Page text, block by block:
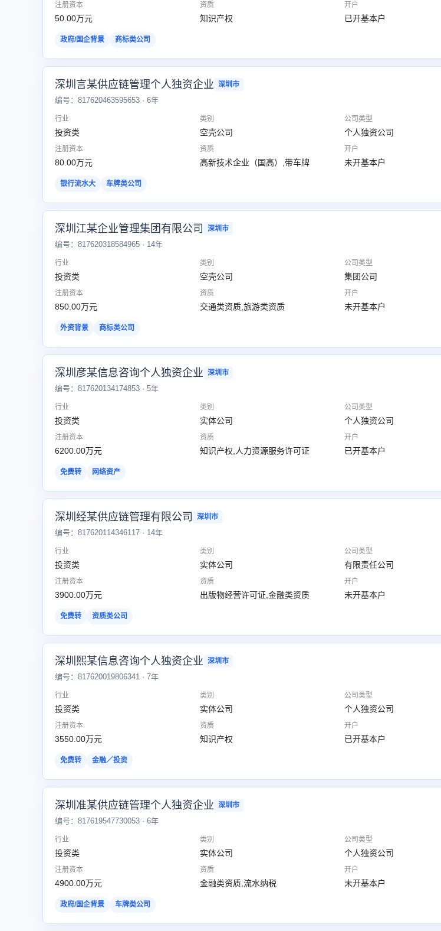
注册资本
50.00万元
资质
知识产权
开户
已开基本户
政府/国企背景 商标类公司
深圳言某供应链管理个人独资企业 深圳市
编号：817620463595653 · 6年
行业
投资类
类别
空壳公司
公司类型
个人独资公司
注册资本
80.00万元
资质
高新技术企业（国高）,带车牌
开户
未开基本户
银行流水大 车牌类公司
深圳江某企业管理集团有限公司 深圳市
编号：817620318584965 · 14年
行业
投资类
类别
空壳公司
公司类型
集团公司
注册资本
850.00万元
资质
交通类资质,旅游类资质
开户
未开基本户
外资背景 商标类公司
深圳彦某信息咨询个人独资企业 深圳市
编号：817620134174853 · 5年
行业
投资类
类别
实体公司
公司类型
个人独资公司
注册资本
6200.00万元
资质
知识产权,人力资源服务许可证
开户
已开基本户
免费转 网络资产
深圳经某供应链管理有限公司 深圳市
编号：817620114346117 · 14年
行业
投资类
类别
实体公司
公司类型
有限责任公司
注册资本
3900.00万元
资质
出版物经营许可证,金融类资质
开户
未开基本户
免费转 资质类公司
深圳熙某信息咨询个人独资企业 深圳市
编号：817620019806341 · 7年
行业
投资类
类别
实体公司
公司类型
个人独资公司
注册资本
3550.00万元
资质
知识产权
开户
已开基本户
免费转 金融／投资
深圳准某供应链管理个人独资企业 深圳市
编号：817619547730053 · 6年
行业
投资类
类别
实体公司
公司类型
个人独资公司
注册资本
4900.00万元
资质
金融类资质,流水纳税
开户
未开基本户
政府/国企背景 车牌类公司